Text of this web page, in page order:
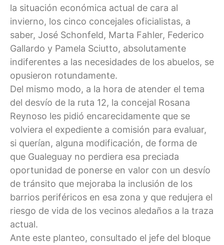
la situación económica actual de cara al
invierno, los cinco concejales oficialistas, a
saber, José Schonfeld, Marta Fahler, Federico
Gallardo y Pamela Sciutto, absolutamente
indiferentes a las necesidades de los abuelos, se
opusieron rotundamente.
Del mismo modo, a la hora de atender el tema
del desvío de la ruta 12, la concejal Rosana
Reynoso les pidió encarecidamente que se
volviera el expediente a comisión para evaluar,
si querían, alguna modificación, de forma de
que Gualeguay no perdiera esa preciada
oportunidad de ponerse en valor con un desvío
de tránsito que mejoraba la inclusión de los
barrios periféricos en esa zona y que redujera el
riesgo de vida de los vecinos aledaños a la traza
actual.
Ante este planteo, consultado el jefe del bloque